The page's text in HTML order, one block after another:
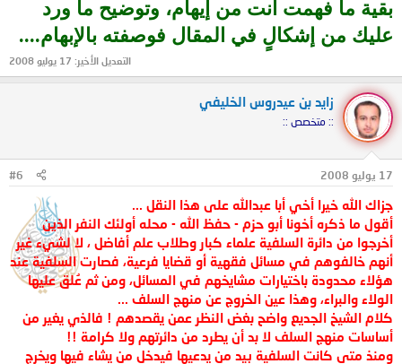
بقية ما فهمت أنت من إيهام، وتوضيح ما ورد
عليك من إشكالٍ في المقال فوصفته بالإبهام....
التعديل الأخير: 17 يوليو 2008
زايد بن عيدروس الخليفي
:: متخصص ::
17 يوليو 2008 #6
جزاك الله خيرا أخي أبا عبدالله على هذا النقل ...
أقول ما ذكره أخونا أبو حزم - حفظ الله - محله أولئك النفر الذين
أخرجوا من دائرة السلفية علماء كبار وطلاب علم أفاضل ، لا لشيء غير
أنهم خالفوهم في مسائل فقهية أو قضايا فرعية، فصارت السلفية عند
هؤلاء محدودة باختيارات مشايخهم في المسائل، ومن ثم عُلق عليها
الولاء والبراء، وهذا عين الخروج عن منهج السلف ...
كلام الشيخ الجديع واضح بغض النظر عمن يقصدهم ! فالذي يغير من
أساسات منهج السلف لا بد أن يطرد من دائرتهم ولا كرامة !!
ومنذ متى كانت السلفية بيد من يدعيها فيدخل من يشاء فيها ويخرج